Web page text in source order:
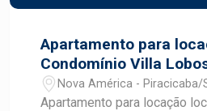
Apartamento para
Condomínio Villa
Nova América - Piracicaba/
Apartamento para locação